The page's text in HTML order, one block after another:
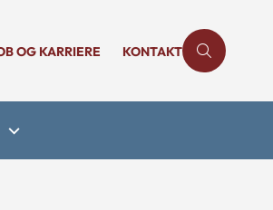
OG KARRIERE KONTAKT